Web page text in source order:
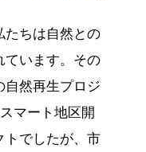
たちは自然との
ています。その
自然再生プロジ
マート地区開
トでしたが、市